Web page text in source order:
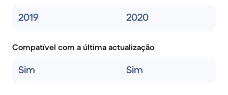
2019 2020
Compatível com a última actualização
Sim Sim